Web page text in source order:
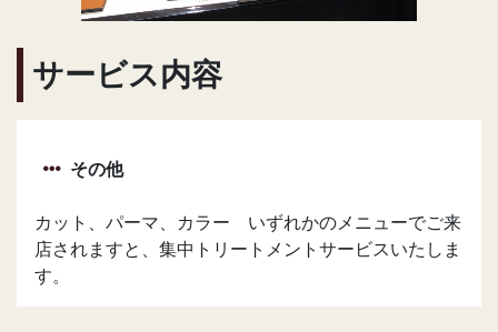
サービス内容
その他
カット、パーマ、カラー いずれかのメニューでご来
店されますと、集中トリートメントサービスいたしま
す。